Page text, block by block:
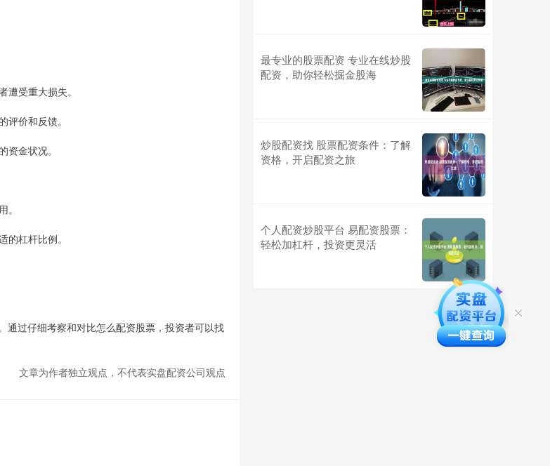
受重大损失。
价和反馈。
金状况。
杠杆比例。
通过仔细考察和对比怎么配资股票，投资者可以找
文章为作者独立观点，不代表实盘配资公司观点
最专业的股票配资 专业在线炒股
配资，助你轻松掘金股海
炒股配资找 股票配资条件：了解
资格，开启配资之旅
个人配资炒股平台 易配资股票：
轻松加杠杆，投资更灵活